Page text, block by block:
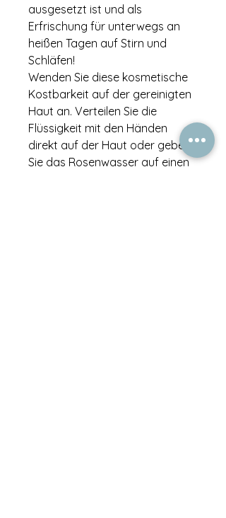
ausgesetzt ist und als
Erfrischung für unterwegs an
heißen Tagen auf Stirn und
Schläfen!
Wenden Sie diese kosmetische
Kostbarkeit auf der gereinigten
Haut an. Verteilen Sie die
Flüssigkeit mit den Händen
direkt auf der Haut oder geben
Sie das Rosenwasser auf einen